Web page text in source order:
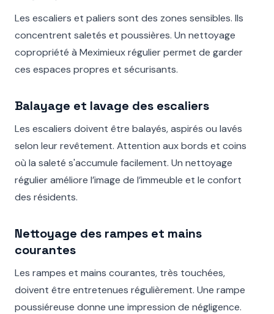
Les escaliers et paliers sont des zones sensibles. Ils
concentrent saletés et poussières. Un nettoyage
copropriété à Meximieux régulier permet de garder
ces espaces propres et sécurisants.
Balayage et lavage des escaliers
Les escaliers doivent être balayés, aspirés ou lavés
selon leur revêtement. Attention aux bords et coins
où la saleté s'accumule facilement. Un nettoyage
régulier améliore l’image de l’immeuble et le confort
des résidents.
Nettoyage des rampes et mains
courantes
Les rampes et mains courantes, très touchées,
doivent être entretenues régulièrement. Une rampe
poussiéreuse donne une impression de négligence.